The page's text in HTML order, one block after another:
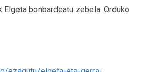
Elgeta bonbardeatu zebela. Orduko